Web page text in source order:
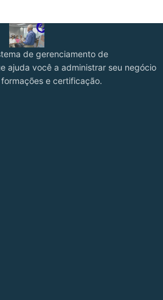
de gerenciamento de
ajuda você a administrar seu negócio
e certificação.